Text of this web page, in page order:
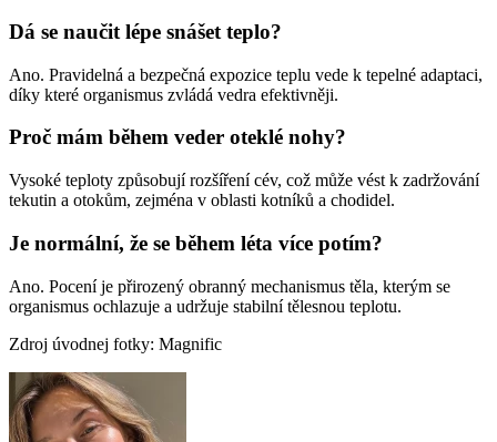
Dá se naučit lépe snášet teplo?
Ano. Pravidelná a bezpečná expozice teplu vede k tepelné adaptaci,
díky které organismus zvládá vedra efektivněji.
Proč mám během veder oteklé nohy?
Vysoké teploty způsobují rozšíření cév, což může vést k zadržování
tekutin a otokům, zejména v oblasti kotníků a chodidel.
Je normální, že se během léta více potím?
Ano. Pocení je přirozený obranný mechanismus těla, kterým se
organismus ochlazuje a udržuje stabilní tělesnou teplotu.
Zdroj úvodnej fotky: Magnific